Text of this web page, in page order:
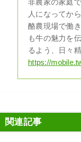
非農家の家庭
人になってから
酪農現場で働
も牛の魅力を
るよう、日々
https://
関連記事